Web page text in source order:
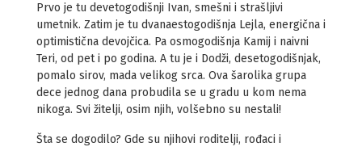
Prvo je tu devetogodišnji Ivan, smešni i strašljivi
umetnik. Zatim je tu dvanaestogodišnja Lejla, energična i
optimistična devojčica. Pa osmogodišnja Kamij i naivni
Teri, od pet i po godina. A tu je i Dodži, desetogodišnjak,
pomalo sirov, mada velikog srca. Ova šarolika grupa
dece jednog dana probudila se u gradu u kom nema
nikoga. Svi žitelji, osim njih, volšebno su nestali!
Šta se dogodilo? Gde su njihovi roditelji, rođaci i